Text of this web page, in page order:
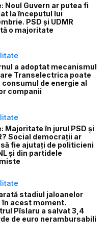
Noul Guvern ar putea fi
la începutul lui
PSD și UDMR
o majoritate
a adoptat mecanismul
Transelectrica poate
de energie al
companii
Majoritate în jurul PSD și
Social democrații ar
fie ajutați de politicieni
și din partidele
stadiul jaloanelor
în acest moment.
Pîslaru a salvat 3,4
de euro nerambursabili